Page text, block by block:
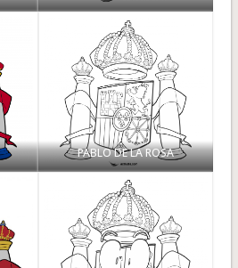
PABLO DE LA ROSA